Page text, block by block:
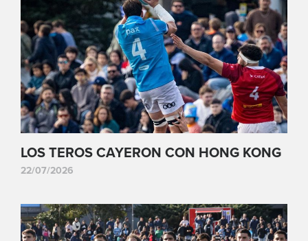
LOS TEROS CAYERON CON HONG KONG
22/07/2026